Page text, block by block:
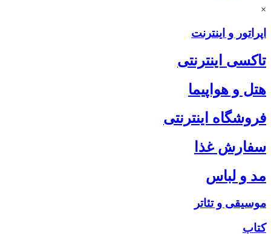
×
اپراتور و اینترنت
تاکسی اینترنتی
هتل و هواپیما
فروشگاه اینترنتی
سفارش غذا
مد و لباس
موسیقی و تئاتر
کتاب